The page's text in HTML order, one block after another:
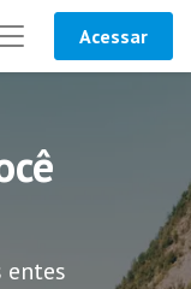
Acessar
entes